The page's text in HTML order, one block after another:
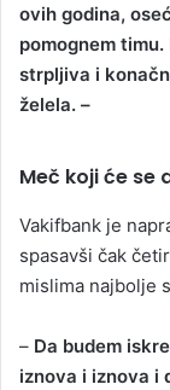
ovih godina,
pomognem
strpljiva i
želela. –
Meč koji će se
Vakifbank je
spasavši čak
mislima najbolje
– Da budem
iznova i iznova i